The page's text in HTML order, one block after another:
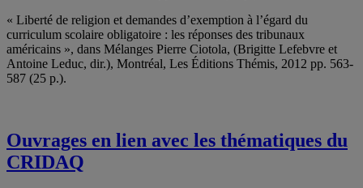
« Liberté de religion et demandes d’exemption à l’égard du
curriculum scolaire obligatoire : les réponses des tribunaux
américains », dans Mélanges Pierre Ciotola, (Brigitte Lefebvre et
Antoine Leduc, dir.), Montréal, Les Éditions Thémis, 2012 pp. 563-
587 (25 p.).
Ouvrages en lien avec les thématiques du
CRIDAQ